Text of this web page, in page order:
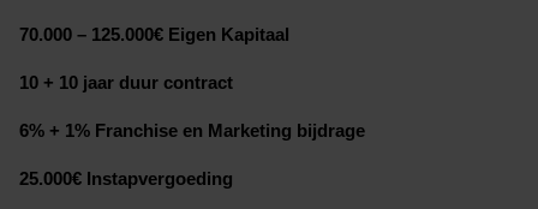
70.000 – 125.000€ Eigen Kapitaal
10 + 10 jaar duur contract
6% + 1% Franchise en Marketing bijdrage
25.000€ Instapvergoeding